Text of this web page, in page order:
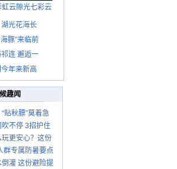
虹云隙光七彩云
光花海长
豚”来临前
连 邂逅一
年来新高
趣闻
贴秋膘”莫着急
不停 3招护住
更安心？这份
群专属防暑要点
灌 这份避险提